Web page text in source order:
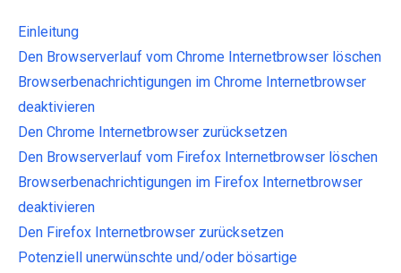
Einleitung
Den Browserverlauf vom Chrome Internetbrowser löschen
Browserbenachrichtigungen im Chrome Internetbrowser
deaktivieren
Den Chrome Internetbrowser zurücksetzen
Den Browserverlauf vom Firefox Internetbrowser löschen
Browserbenachrichtigungen im Firefox Internetbrowser
deaktivieren
Den Firefox Internetbrowser zurücksetzen
Potenziell unerwünschte und/oder bösartige